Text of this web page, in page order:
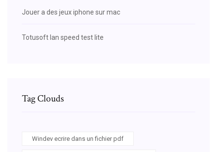
Jouer a des jeux iphone sur mac
Totusoft lan speed test lite
Tag Clouds
Windev ecrire dans un fichier pdf